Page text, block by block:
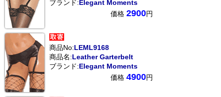
ブランド:Elegant Moments
価格 2900円
商品No:LEML9168
商品名:Leather Garterbelt
ブランド:Elegant Moments
価格 4900円